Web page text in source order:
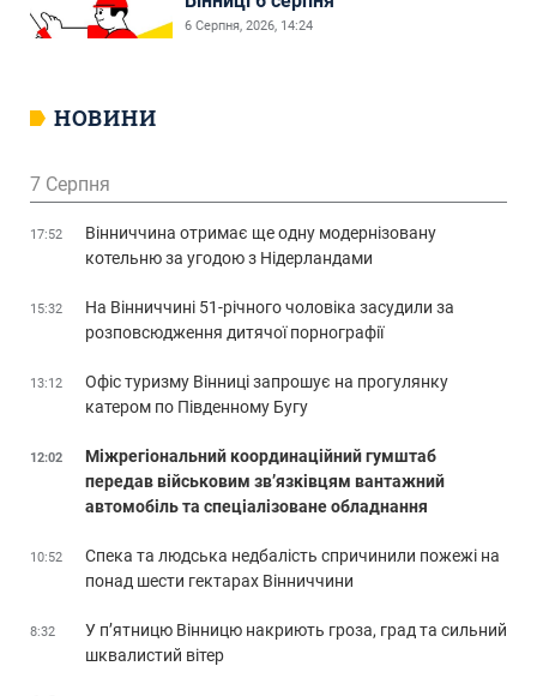
6 Серпня, 2026, 14:24
НОВИНИ
7 Серпня
17:52
Вінниччина отримає ще одну модернізовану
котельню за угодою з Нідерландами
15:32
На Вінниччині 51-річного чоловіка засудили за
розповсюдження дитячої порнографії
13:12
Офіс туризму Вінниці запрошує на прогулянку
катером по Південному Бугу
12:02
Міжрегіональний координаційний гумштаб
передав військовим зв’язківцям вантажний
автомобіль та спеціалізоване обладнання
10:52
Спека та людська недбалість спричинили пожежі на
понад шести гектарах Вінниччини
8:32
У п’ятницю Вінницю накриють гроза, град та сильний
шквалистий вітер